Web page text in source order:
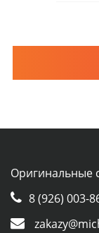
Оригинальные
8 (926) 003-